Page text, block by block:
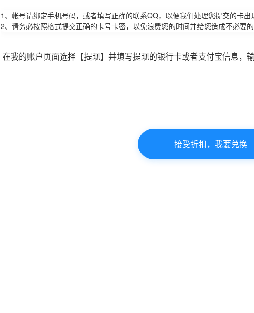
1、帐号请绑定手机号码，或者填写正确的联系QQ，以便我们处理您提交的卡出
2、请务必按照格式提交正确的卡号卡密，以免浪费您的时间并给您造成不必要的
在我的账户页面选择【提现】并填写提现的银行卡或者支付宝信息，
接受折扣，我要兑换